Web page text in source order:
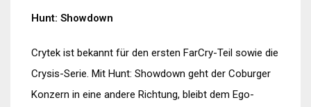
Hunt: Showdown
Crytek ist bekannt für den ersten FarCry-Teil sowie die
Crysis-Serie. Mit Hunt: Showdown geht der Coburger
Konzern in eine andere Richtung, bleibt dem Ego-